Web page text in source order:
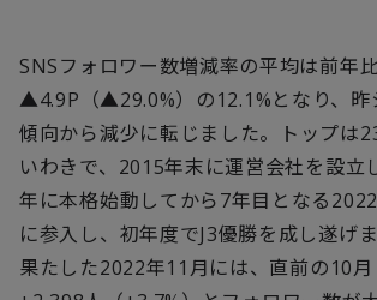
SNSフォロワー数増減率の平均は前年比
▲4.9P（▲29.0%）の12.1%となり、昨
傾向から減少に転じました。トップは
いわきで、2015年末に運営会社を設立
年に本格始動してから7年目となる
に参入し、初年度でJ3優勝を成し遂げ
果たした2022年11月には、直前の10月